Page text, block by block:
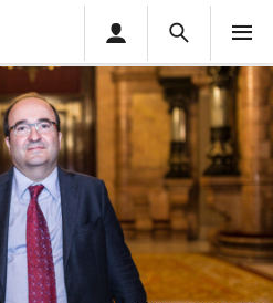
Cerca
privada